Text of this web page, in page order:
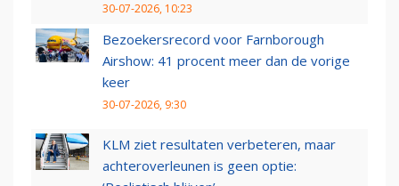
30-07-2026, 10:23
Bezoekersrecord voor Farnborough
Airshow: 41 procent meer dan de vorige
keer
30-07-2026, 9:30
KLM ziet resultaten verbeteren, maar
achteroverleunen is geen optie: